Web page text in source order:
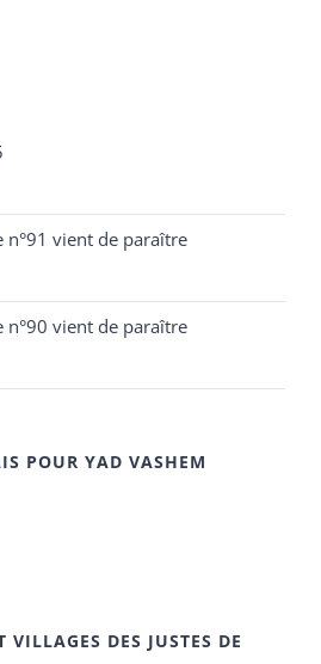
n°91 vient de paraître
n°90 vient de paraître
POUR YAD VASHEM
VILLAGES DES JUSTES DE